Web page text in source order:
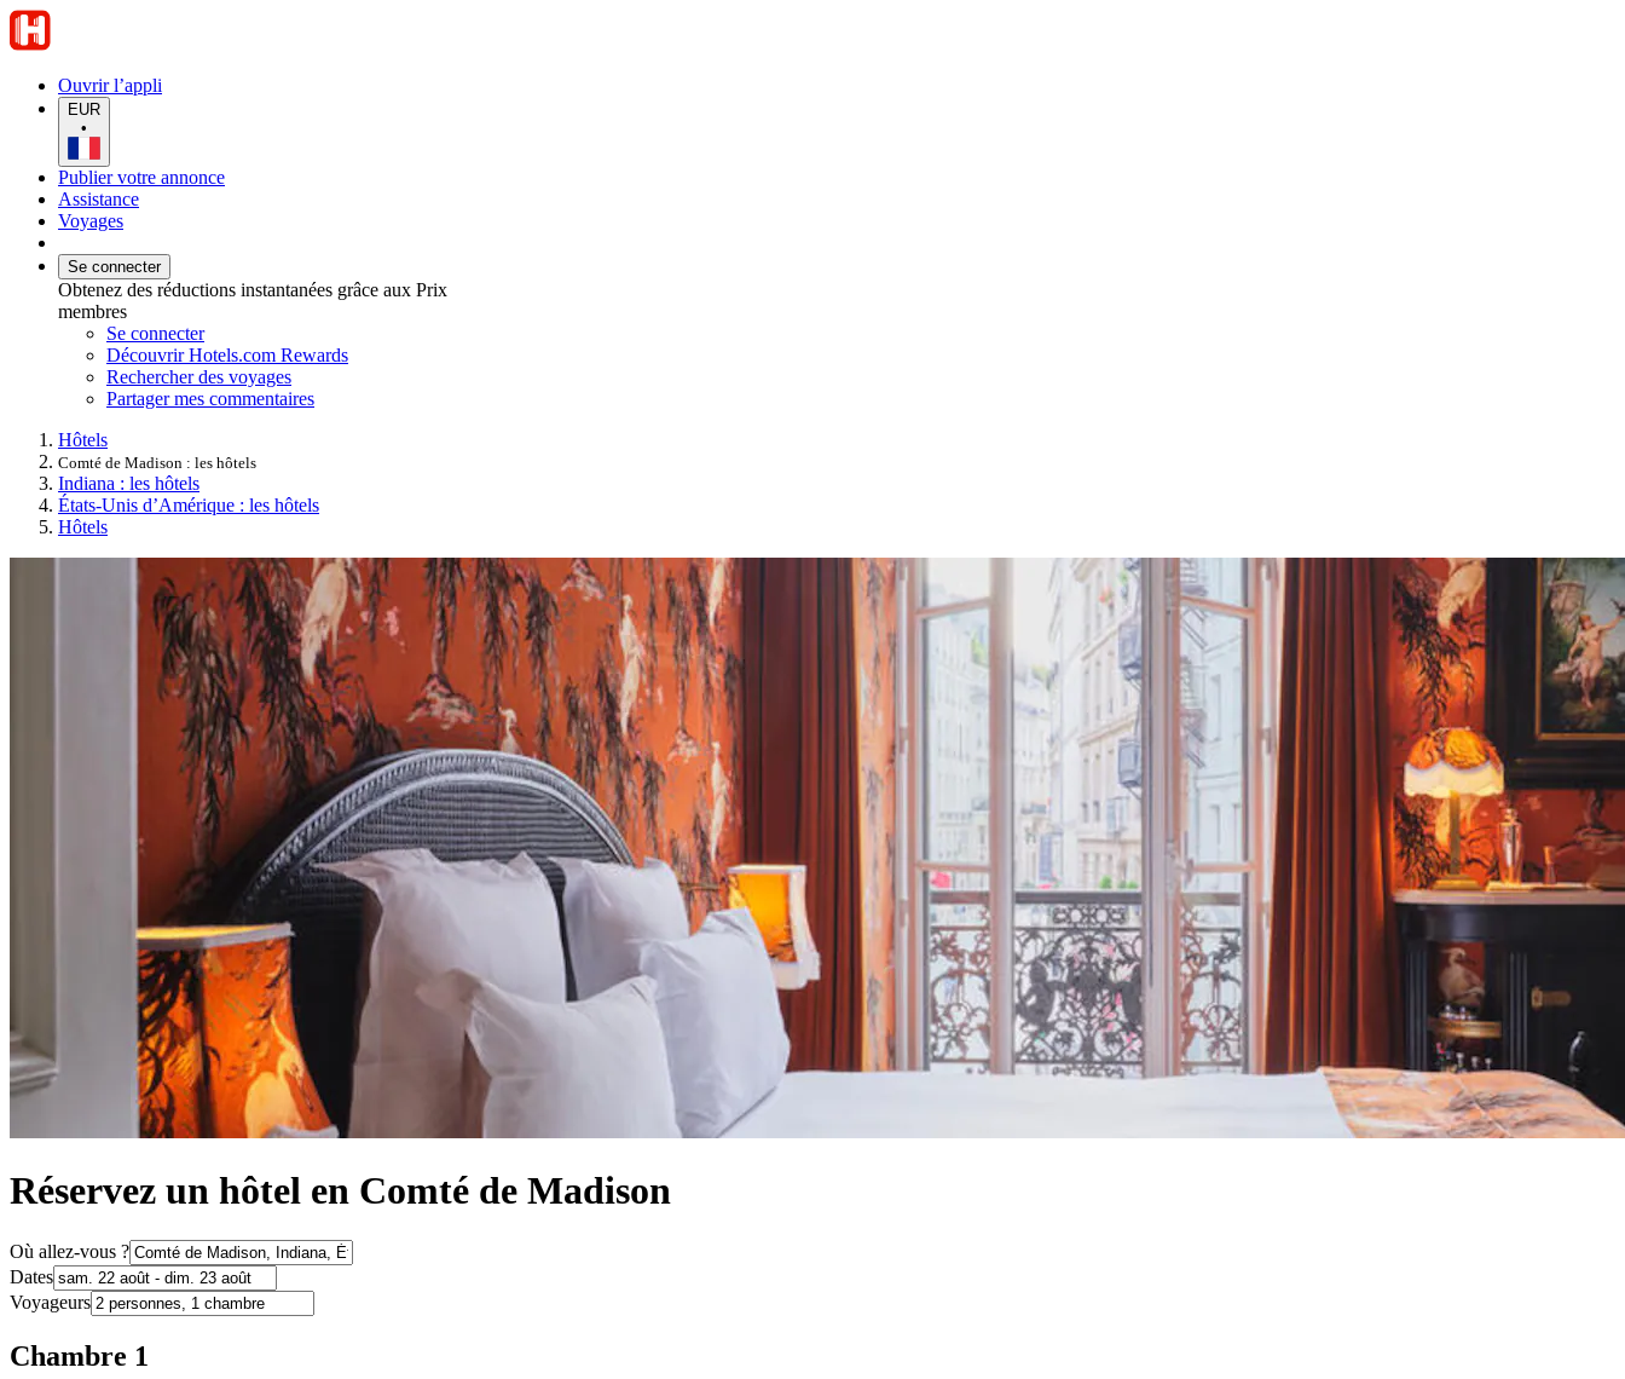
Ouvrir l’appli
EUR
•
Publier votre annonce
Assistance
Voyages
Se connecter
Obtenez des réductions instantanées grâce aux Prix
membres
Se connecter
Découvrir Hotels.com Rewards
Rechercher des voyages
Partager mes commentaires
Hôtels
Comté de Madison : les hôtels
Indiana : les hôtels
États-Unis d’Amérique : les hôtels
Hôtels
Réservez un hôtel en Comté de Madison
Où allez-vous ?
Dates
Voyageurs
Chambre 1